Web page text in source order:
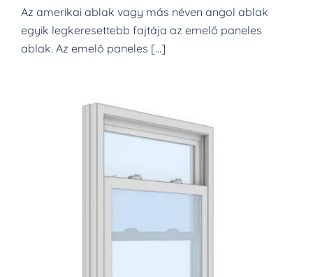
Az amerikai ablak vagy más néven angol ablak
egyik legkeresettebb fajtája az emelő paneles
ablak. Az emelő paneles […]